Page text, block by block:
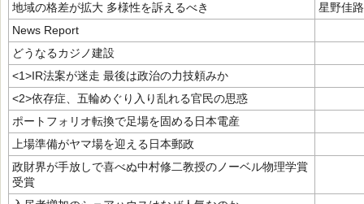
地域の格差が拡大 多様性を訴えるべき
星野佳
News Report
どうなるカジノ建設
<1>IR法案が迷走 最後は政治の力技頼みか
<2>依存症、五輪めぐり入り乱れる官民の思惑
ポートフォリオ転換で足場を固める日本電産
上場準備がヤマ場を迎える日本郵政
政財界が手放しで喜べぬ中村修二教授のノーベル物理学賞
受賞